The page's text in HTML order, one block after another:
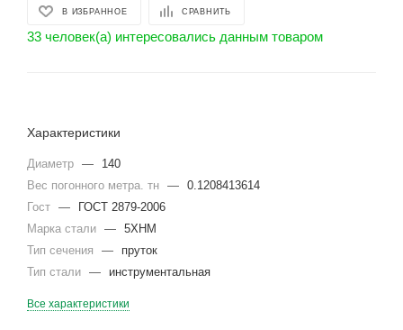
В ИЗБРАННОЕ СРАВНИТЬ
33 человек(а) интересовались данным товаром
Характеристики
Диаметр —
140
Вес погонного метра. тн — 0.1208413614
Гост —
ГОСТ 2879-2006
Марка стали — 5ХНМ
Тип сечения
—
пруток
Тип стали — инструментальная
Все характеристики